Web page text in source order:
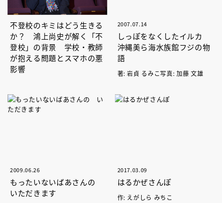
不登校のキミはどう生きる
か？ 鴻上尚史が解く「不
登校」の背景 学校・教師
が抱える問題とスマホの悪
影響
2007.07.14
しっぽをなくしたイルカ
沖縄美ら海水族館フジの物
語
著: 岩貞 るみこ写真: 加藤 文雄
2009.06.26
もったいないばあさんの
いただきます
2017.03.09
はるかぜさんぽ
作: えがしら みちこ